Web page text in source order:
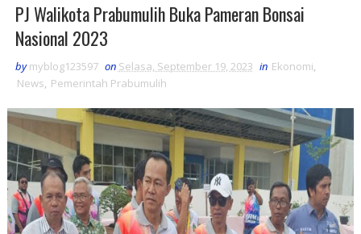
PJ Walikota Prabumulih Buka Pameran Bonsai
Nasional 2023
by myblog123597 on Selasa, September 19, 2023 in Ekonomi,
News, Pemerintah Prabumulih